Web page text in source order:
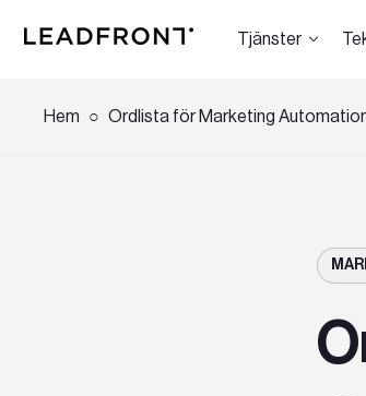
Tjänster
Hem Ordlista för Marketing